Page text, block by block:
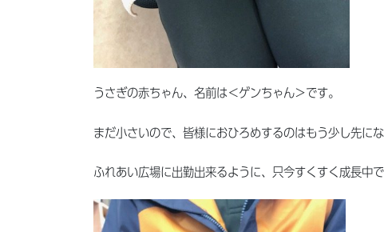
うさぎの赤ちゃん、名前は＜ゲンちゃん＞です。
まだ小さいので、皆様におひろめするのはもう少し先にな
ふれあい広場に出勤出来るように、只今すくすく成長中で